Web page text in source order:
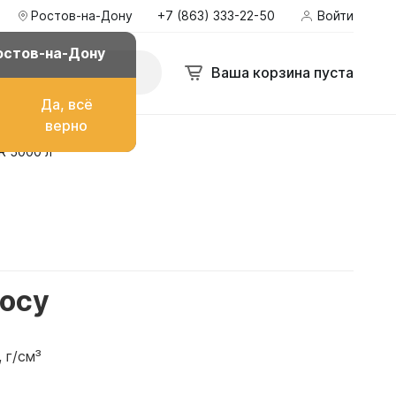
Ростов-на-Дону
на-Дону
Да, всё
верно
+7 (863) 333-22-50 Войти
Ваша корзина пуста
топлива
5000 л
г/см³